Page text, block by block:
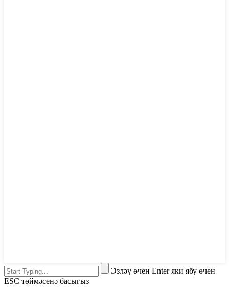
Эзләү өчен Enter яки ябу өчен
ESC төймәсенә басыгыз